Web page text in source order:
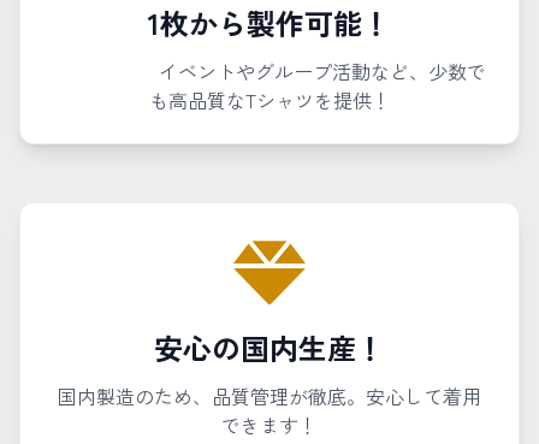
1枚から製作可能！
イベントやグループ活動など、少数で
も高品質なTシャツを提供！
安心の国内生産！
国内製造のため、品質管理が徹底。安心して着用
できます！